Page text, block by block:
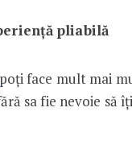
pliabilă
poți face mult mai
sa fie nevoie să